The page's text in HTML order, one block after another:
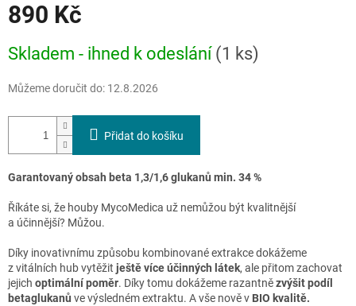
890 Kč
cena:
Skladem - ihned k odeslání (1 ks)
Můžeme doručit do: 12.8.2026
Přidat do košíku
Garantovaný obsah beta 1,3/1,6 glukanů min. 34 %
Říkáte si, že houby MycoMedica už nemůžou být kvalitnější
a účinnější? Můžou.
Díky inovativnímu způsobu kombinované extrakce dokážeme
z vitálních hub vytěžit ještě více účinných látek, ale přitom zachovat
jejich optimální poměr. Díky tomu dokážeme razantnězvýšit podíl
betaglukanů ve výsledném extraktu. A vše nově v BIO kvalitě.